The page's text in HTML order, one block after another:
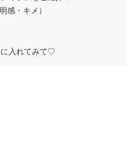
感・キメ）
に入れてみて♡